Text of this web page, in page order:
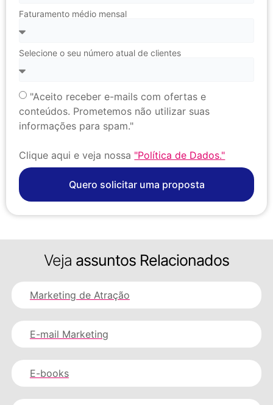
Faturamento médio mensal
Selecione o seu número atual de clientes
"Aceito receber e-mails com ofertas e
conteúdos. Prometemos não utilizar suas
informações para spam."
Clique aqui e veja nossa "Política de Dados."
Quero solicitar uma proposta
Veja assuntos Relacionados
Marketing de Atração
E-mail Marketing
E-books